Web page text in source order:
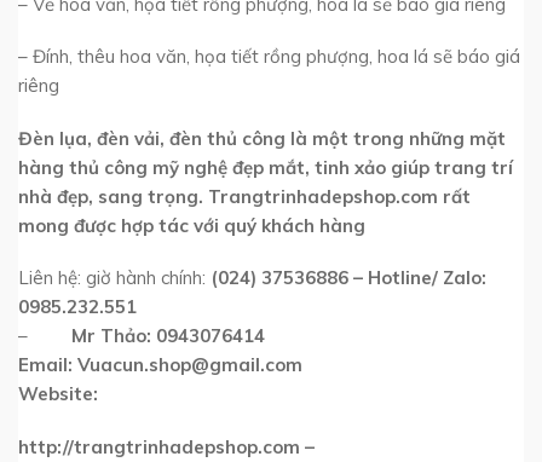
– Đính, thêu hoa văn, họa tiết rồng phượng, hoa lá sẽ báo giá
riêng
Đèn lụa, đèn vải, đèn thủ công là một trong những mặt
hàng thủ công mỹ nghệ đẹp mắt, tinh xảo giúp trang trí
nhà đẹp, sang trọng. Trangtrinhadepshop.com rất
mong được hợp tác với quý khách hàng
Liên hệ: giờ hành chính: (024) 37536886 – Hotline/ Zalo:
0985.232.551
– Mr Thảo: 0943076414
Email: Vuacun.shop@gmail.com
Website:
http://trangtrinhadepshop.com –